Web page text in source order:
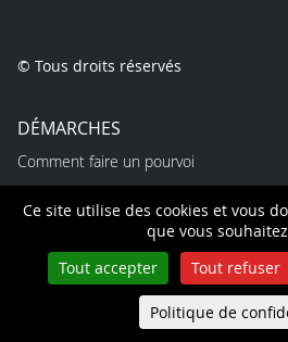
Ce site utilise des cookies et vous
que vous
Tout accepter
Tout refuser
Politique de
© Tous droits réservés
DÉMARCHES
Comment faire un pourvoi
Suivre mon affaire
Aide juridictionnelle
Certificat de non pourvoi
Trouver un expert
PROFESSIONNELS
Queue-Fair